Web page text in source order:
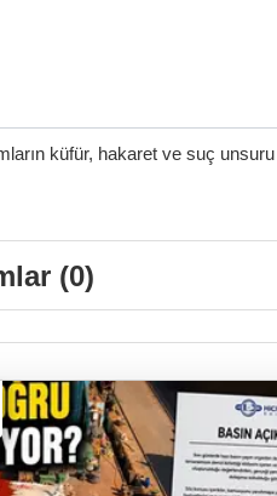
küfür, hakaret ve suç
(0)